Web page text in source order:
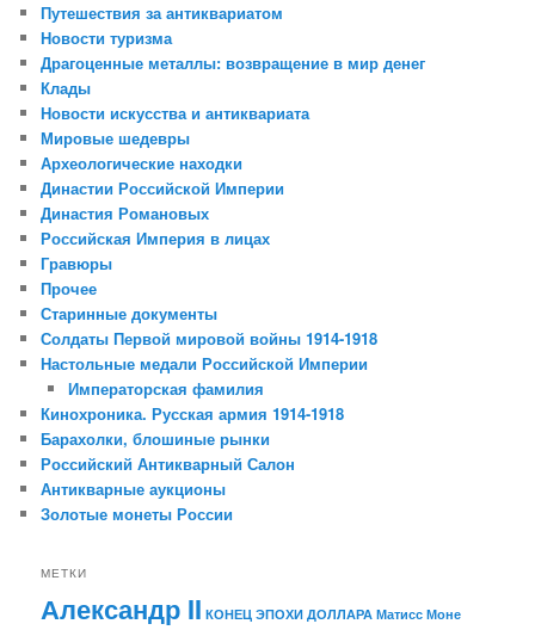
Путешествия за антиквариатом
Новости туризма
Драгоценные металлы: возвращение в мир денег
Клады
Новости искусства и антиквариата
Мировые шедевры
Археологические находки
Династии Российской Империи
Династия Романовых
Российская Империя в лицах
Гравюры
Прочее
Старинные документы
Солдаты Первой мировой войны 1914-1918
Настольные медали Российской Империи
Императорская фамилия
Кинохроника. Русская армия 1914-1918
Барахолки, блошиные рынки
Российский Антикварный Салон
Антикварные аукционы
Золотые монеты России
МЕТКИ
Александр II КОНЕЦ ЭПОХИ ДОЛЛАРА Матисс Моне